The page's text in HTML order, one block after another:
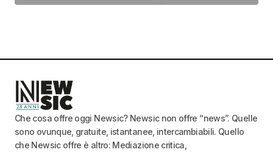
Che cosa offre oggi Newsic? Newsic non offre “news”. Quelle
sono ovunque, gratuite, istantanee, intercambiabili. Quello
che Newsic offre è altro: Mediazione critica,